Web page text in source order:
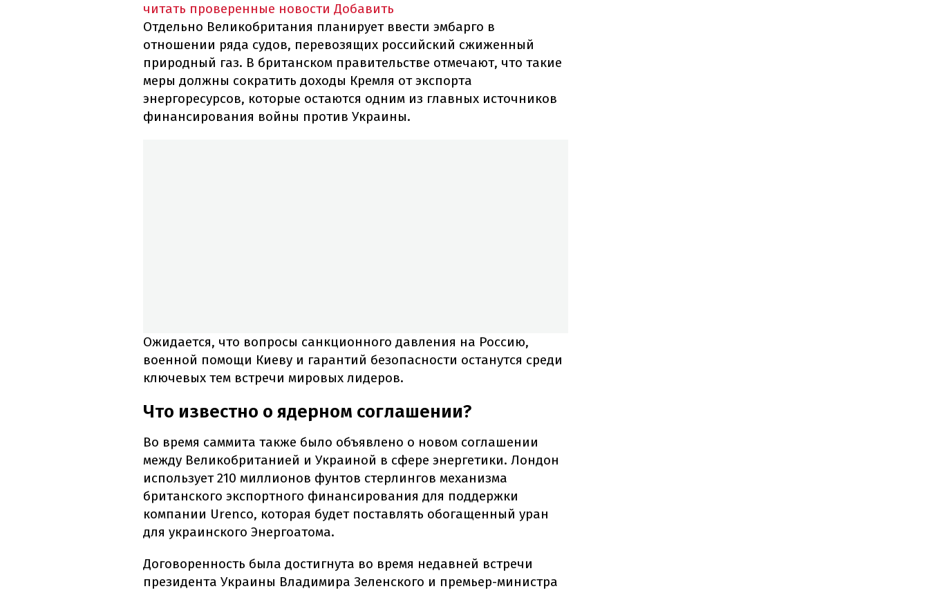
читать проверенные новости Добавить
Отдельно Великобритания планирует ввести эмбарго в
отношении ряда судов, перевозящих российский сжиженный
природный газ. В британском правительстве отмечают, что такие
меры должны сократить доходы Кремля от экспорта
энергоресурсов, которые остаются одним из главных источников
финансирования войны против Украины.
Ожидается, что вопросы санкционного давления на Россию,
военной помощи Киеву и гарантий безопасности останутся среди
ключевых тем встречи мировых лидеров.
Что известно о ядерном соглашении?
Во время саммита также было объявлено о новом соглашении
между Великобританией и Украиной в сфере энергетики. Лондон
использует 210 миллионов фунтов стерлингов механизма
британского экспортного финансирования для поддержки
компании Urenco, которая будет поставлять обогащенный уран
для украинского Энергоатома.
Договоренность была достигнута во время недавней встречи
президента Украины Владимира Зеленского и премьер-министра